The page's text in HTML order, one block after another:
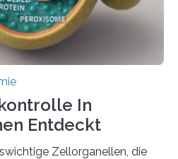
In
Entdeckt
Zellorganellen, die